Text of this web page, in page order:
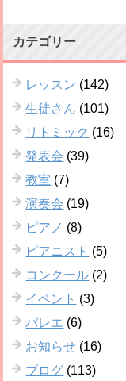
カテゴリー
レッスン (142)
生徒さん (101)
リトミック (16)
発表会 (39)
教室 (7)
演奏会 (19)
ピアノ (8)
ピアニスト (5)
コンクール (2)
イベント (3)
バレエ (6)
お知らせ (16)
ブログ (113)